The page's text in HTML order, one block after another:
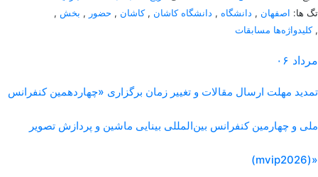
تگ ها: اصفهان , دانشگاه , دانشگاه کاشان ,کاشان , حضور , بخش ,
کلیدواژه‌ها مسابقات,
۰۶ مرداد
تمدید مهلت ارسال مقالات و تغییر زمان برگزاری «چهاردهمین کنفرانس
ملی و چهارمین کنفرانس بین‌المللی بینایی ماشین و پردازش تصویر
(mvip2026)»